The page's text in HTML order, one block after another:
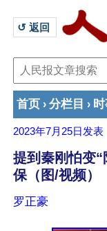
↺ 返回
首页 › 分栏目 ›
2023年7月25日 发表
提到秦刚怕变“
保（图/视频）
罗正豪